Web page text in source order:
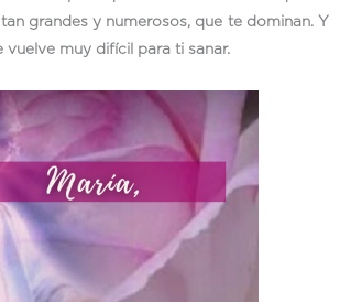
grandes y numerosos, que te dominan. Y
vuelve muy difícil para ti sanar.